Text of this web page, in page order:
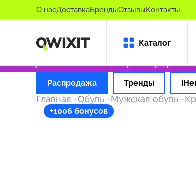
О насДоставкаБрендыОтзывыКонтакты
Каталог
оригинальные товары Оформляем
Распродажа Тренды
Главная -Обувь -Мужская обувь -
+1006 бонусов